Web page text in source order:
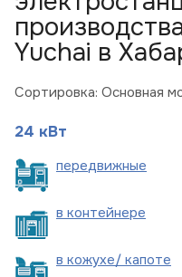
Yuchai в
Сортировка: Основная
24 кВт
передвижные
в контейнере
в кожухе/ капоте